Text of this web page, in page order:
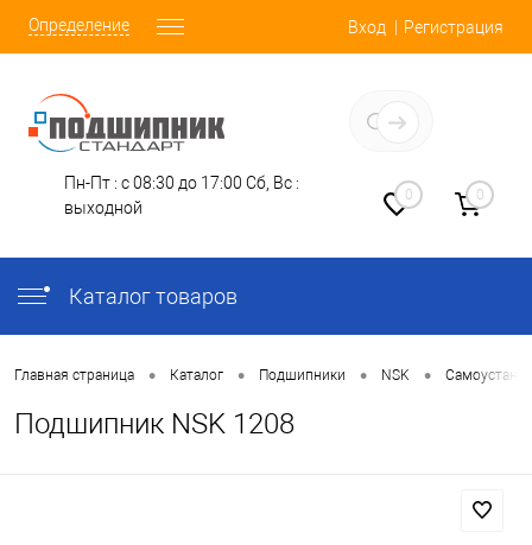
Определение Вход Регистрация
Пн-Пт : с 08:30 до 17:00 Сб, Вс :
выходной
0 0
Каталог товаров
Главная страница • Каталог • Подшипники • NSK •
Подшипник NSK 1208